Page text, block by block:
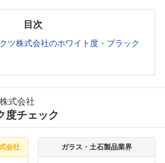
目次
ツ株式会社のホワイト度・ブラック
式会社
度チェック
会社 ガラス・土石製品業界